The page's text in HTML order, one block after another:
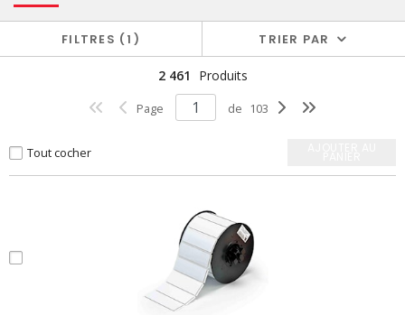
FILTRES 1 TRIER PAR
2 461 Produits
Page de 103
Tout cocher